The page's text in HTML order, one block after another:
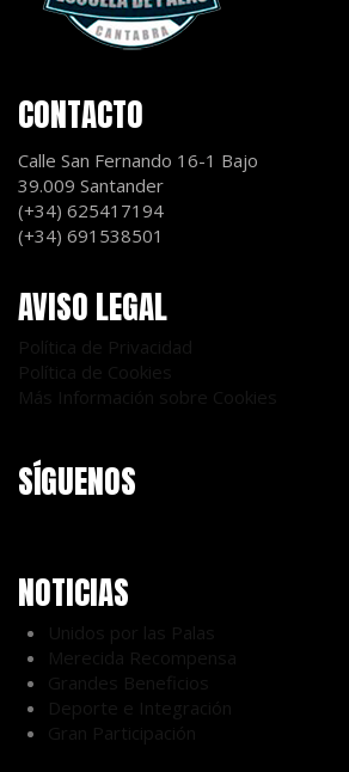
CONTACTO
Calle San Fernando 16-1 Bajo
39.009 Santander
(+34) 625417194
(+34) 691538501
AVISO LEGAL
SÍGUENOS
NOTICIAS